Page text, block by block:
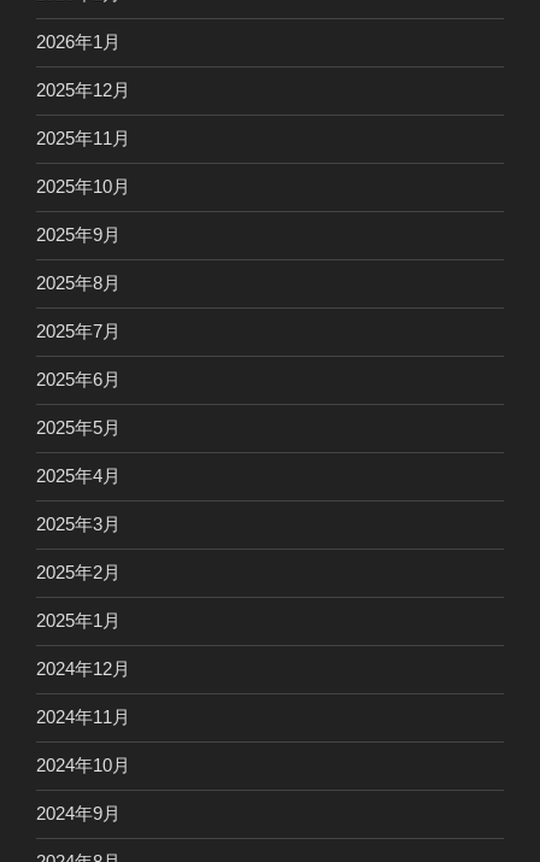
2026年1月
2025年12月
2025年11月
2025年10月
2025年9月
2025年8月
2025年7月
2025年6月
2025年5月
2025年4月
2025年3月
2025年2月
2025年1月
2024年12月
2024年11月
2024年10月
2024年9月